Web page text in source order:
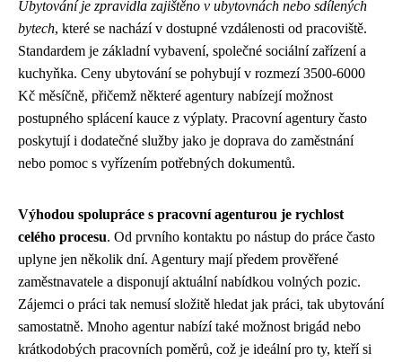
Ubytování je zpravidla zajištěno v ubytovnách nebo sdílených
bytech, které se nachází v dostupné vzdálenosti od pracoviště.
Standardem je základní vybavení, společné sociální zařízení a
kuchyňka. Ceny ubytování se pohybují v rozmezí 3500-6000
Kč měsíčně, přičemž některé agentury nabízejí možnost
postupného splácení kauce z výplaty. Pracovní agentury často
poskytují i dodatečné služby jako je doprava do zaměstnání
nebo pomoc s vyřízením potřebných dokumentů.
Výhodou spolupráce s pracovní agenturou je rychlost
celého procesu. Od prvního kontaktu po nástup do práce často
uplyne jen několik dní. Agentury mají předem prověřené
zaměstnavatele a disponují aktuální nabídkou volných pozic.
Zájemci o práci tak nemusí složitě hledat jak práci, tak ubytování
samostatně. Mnoho agentur nabízí také možnost brigád nebo
krátkodobých pracovních poměrů, což je ideální pro ty, kteří si